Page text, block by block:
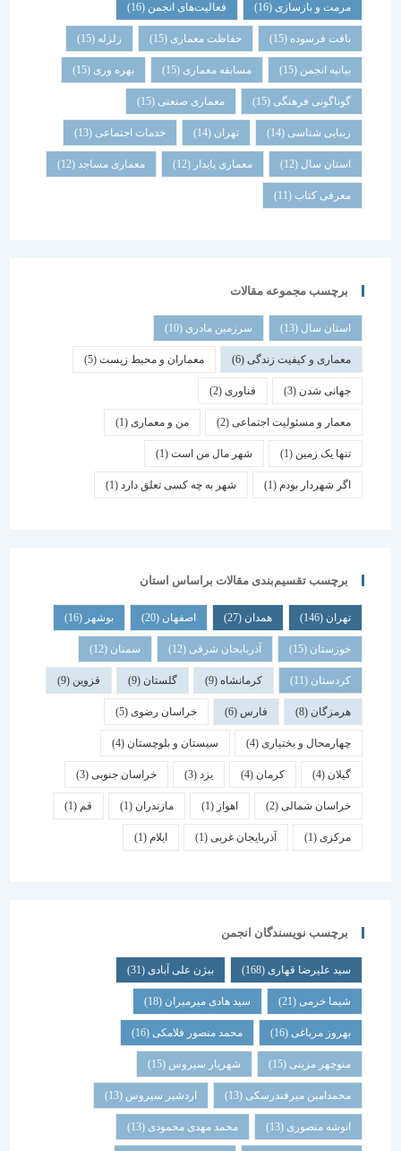
مرمت و بازسازی(16) فعالیت‌های انجمن(16)
بافت فرسوده (15) حفاظت معماری (15) زلزله
بیانیه انجمن(15) مسابقه معماری (15) بهره وری(15)
گوناگونی فرهنگی (15) معماری صنعتی(15)
زیبایی شناسی (14) تهران خدمات اجتماعی (13)
استان سال(12) معماری پایدار (12) معماری مساجد(12)
معرفی کتاب(11)
برچسب مجموعه مقالات
استان سال(13) سرزمین مادری(10)
معماری و کیفیت زندگی(6) معماران و محیط زیست(5)
جهانی شدن(3) فناوری (2)
معمار و مسئولیت اجتماعی (2) من و معماری (1)
تنها یک زمین(1) شهر مال من است(1)
اگر شهردار بودم (1) شهر به چه کسی تعلق دارد(1)
برچسب تقسیم‌بندی مقالات براساس استان
همدان اصفهان (20) بوشهر
خوزستان(15) آذربایجان شرقی(12) سمنان (12)
کردستان(11) کرمانشاه(9) گلستان (9) قزوین
هرمزگان(8) فارس خراسان رضوی(5)
چهارمحال و بختیاری (4) سیستان و بلوچستان(4)
کرمان یزد خراسان جنوبی(3)
خراسان شمالی(2) اهواز مازندران(1) قم
(1) آذربایجان غربی(1) ایلام
برچسب نویسندگان انجمن
سید علیرضا قهاری(168) بیژن علی آبادی(31)
شیما خرمی(21) سید هادی میرمیران(18)
بهروز مرباغی (16) محمد منصور فلامکی (16)
منوچهر مزینی(15) شهریار سیروس(15)
محمدامین میرفندرسکی(13) اردشیر سیروس(13)
انوشه منصوری(13) محمد مهدی محمودی(13)